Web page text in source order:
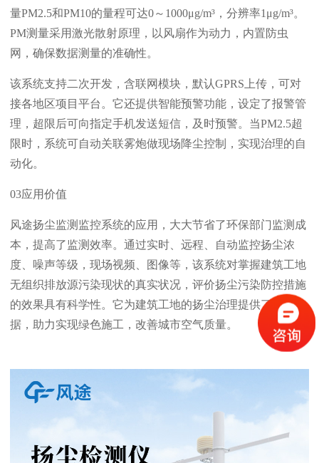
量PM2.5和PM10的量程可达0～1000μg/m³，分辨率1μg/m³。
PM测量采用激光散射原理，以风扇作为动力，内置防虫
网，确保数据测量的准确性。
该系统支持二次开发，含联网模块，默认GPRS上传，可对
接各地区项目平台。它还提供智能预警功能，设定了报警管
理，超限后可向指定手机发送短信，及时预警。当PM2.5超
限时，系统可自动关联雾炮做现场降尘控制，实现治理的自
动化。
03应用价值
风途扬尘监测监控系统的应用，大大节省了环保部门监测成
本，提高了监测效率。通过实时、远程、自动监控扬尘浓
度、噪声等级，现场视频、图像等，该系统对掌握建筑工地
无组织排放源污染现状的真实状况，评价扬尘污染防控措施
的效果具有科学性。它为建筑工地的扬尘治理提供了科学依
据，助力实现绿色施工，改善城市空气质量。